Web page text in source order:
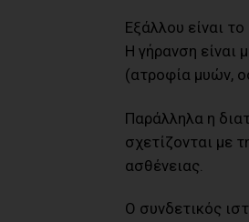
Εξάλλου είναι
Η γήρανση είναι
(ατροφία μυών,
Παράλληλα η
σχετίζονται με
ασθένειας.
Ο συνδετικός